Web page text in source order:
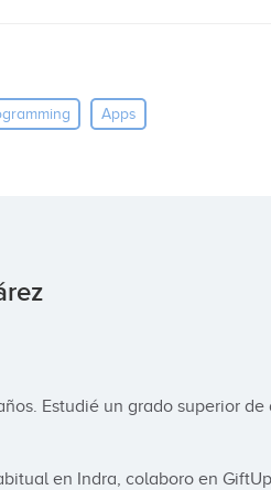
Apps
Estudié un grado superior
en Indra, colaboro en